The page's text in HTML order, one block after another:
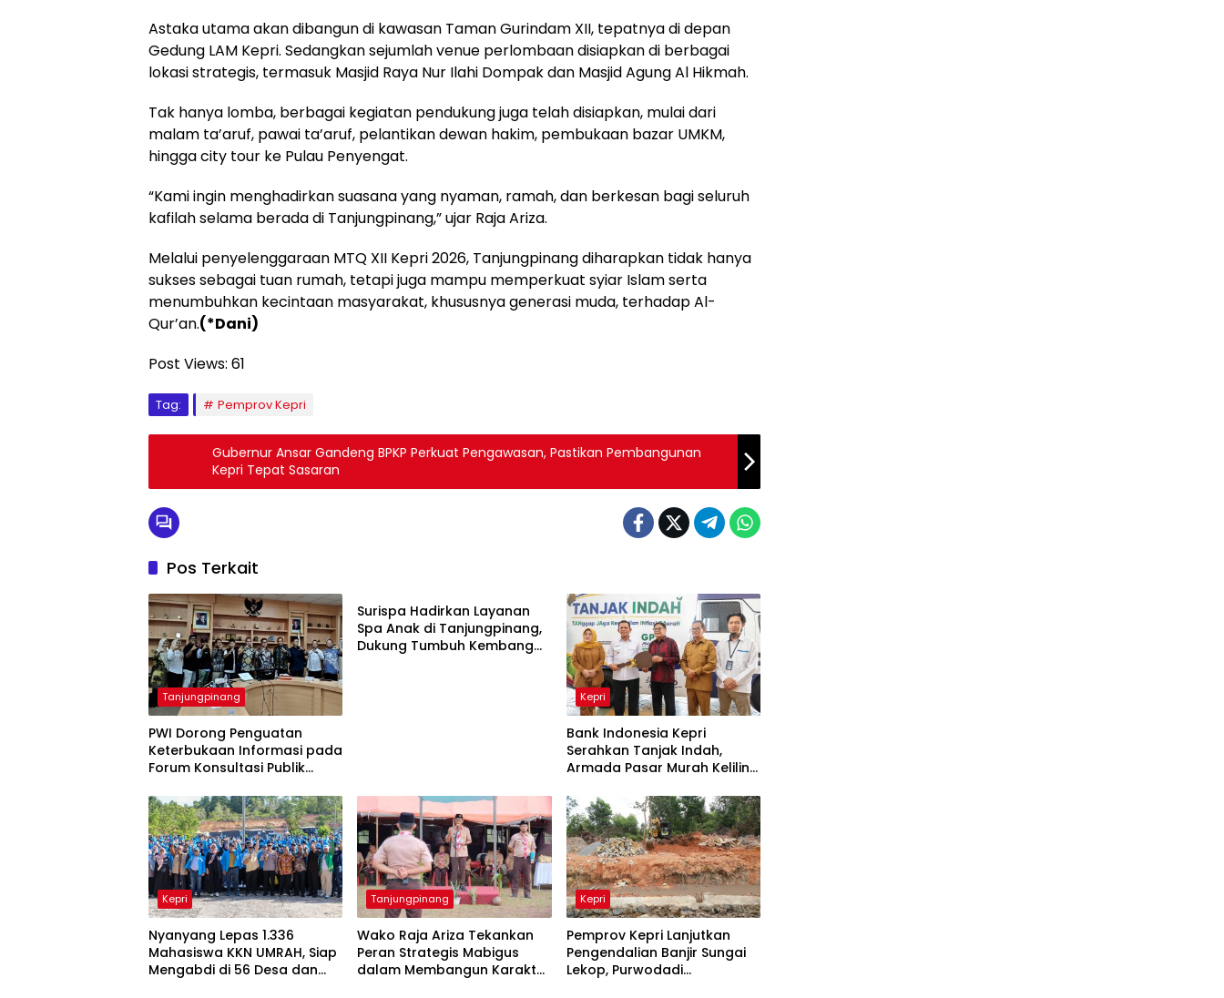
Astaka utama akan dibangun di kawasan Taman Gurindam XII, tepatnya di depan
Gedung LAM Kepri. Sedangkan sejumlah venue perlombaan disiapkan di berbagai
lokasi strategis, termasuk Masjid Raya Nur Ilahi Dompak dan Masjid Agung Al Hikmah.
Tak hanya lomba, berbagai kegiatan pendukung juga telah disiapkan, mulai dari
malam ta’aruf, pawai ta’aruf, pelantikan dewan hakim, pembukaan bazar UMKM,
hingga city tour ke Pulau Penyengat.
“Kami ingin menghadirkan suasana yang nyaman, ramah, dan berkesan bagi seluruh
kafilah selama berada di Tanjungpinang,” ujar Raja Ariza.
Melalui penyelenggaraan MTQ XII Kepri 2026, Tanjungpinang diharapkan tidak hanya
sukses sebagai tuan rumah, tetapi juga mampu memperkuat syiar Islam serta
menumbuhkan kecintaan masyarakat, khususnya generasi muda, terhadap Al-
Qur’an.(*Dani)
Post Views: 61
Tag: Pemprov Kepri
Gubernur Ansar Gandeng BPKP Perkuat Pengawasan, Pastikan Pembangunan
Kepri Tepat Sasaran
Pos Terkait
Tanjungpinang
PWI Dorong Penguatan
Keterbukaan Informasi pada
Forum Konsultasi Publik
Surispa Hadirkan Layanan
Spa Anak di Tanjungpinang,
Dukung Tumbuh Kembang
Kepri
Bank Indonesia Kepri
Serahkan Tanjak Indah,
Armada Pasar Murah Keliling
Daerah
Kepri
Nyanyang Lepas 1.336
Mahasiswa KKN UMRAH, Siap
Mengabdi di 56 Desa dan
Tanjungpinang
Wako Raja Ariza Tekankan
Peran Strategis Mabigus
dalam Membangun Karakter
Kepri
Pemprov Kepri Lanjutkan
Pengendalian Banjir Sungai
Lekop, Purwodadi